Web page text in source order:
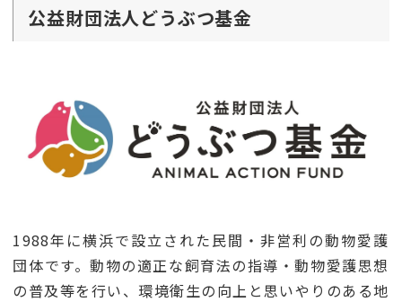
公益財団法人どうぶつ基金
1988年に横浜で設立された民間・非営利の動物愛護
団体です。動物の適正な飼育法の指導・動物愛護思想
の普及等を行い、環境衛生の向上と思いやりのある地